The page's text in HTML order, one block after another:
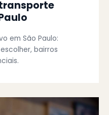
em São Paulo:
bairros